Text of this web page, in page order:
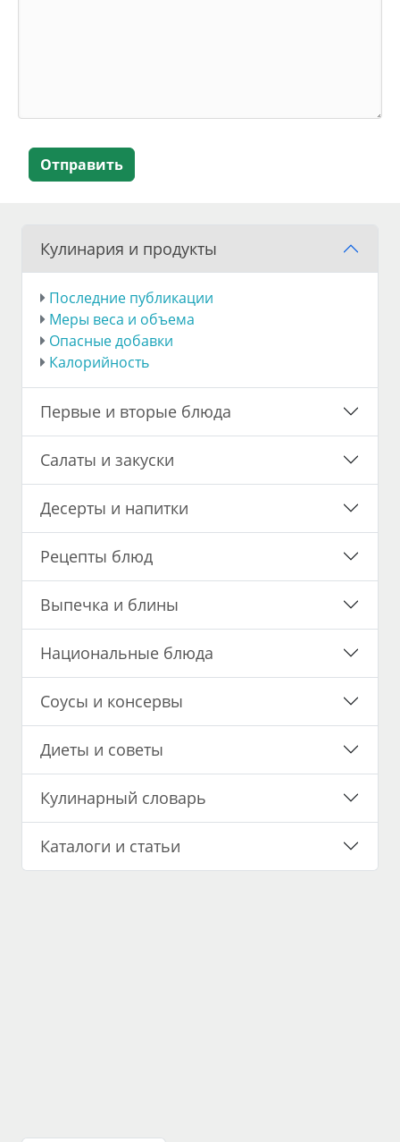
Отправить
Кулинария и продукты
Последние публикации
Меры веса и объема
Опасные добавки
Калорийность
Первые и вторые блюда
Салаты и закуски
Десерты и напитки
Рецепты блюд
Выпечка и блины
Национальные блюда
Соусы и консервы
Диеты и советы
Кулинарный словарь
Каталоги и статьи